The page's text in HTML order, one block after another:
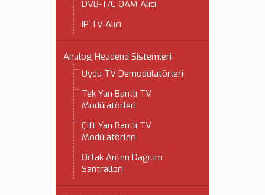
DVB-T/C QAM Alıcı
IP TV Alıcı
Analog Headend Sistemleri
Uydu TV Demodülatörleri
Tek Yan Bantlı TV
Modülatörleri
Çift Yan Bantlı TV
Modülatörleri
Ortak Anten Dağıtım
Santralleri